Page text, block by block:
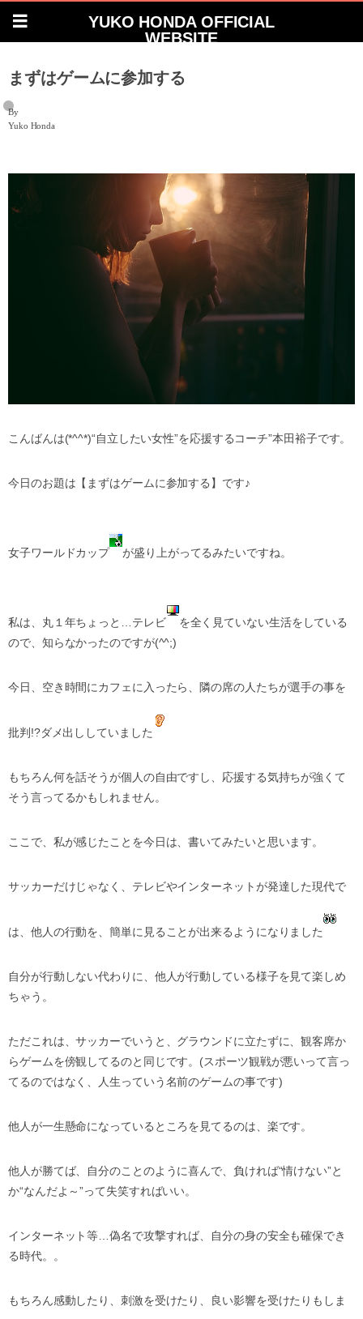
YUKO HONDA OFFICIAL
WEBSITE
まずはゲームに参加する
By
Yuko Honda
こんばんは(*^^*)“自立したい女性”を応援するコーチ”本田裕子です。
今日のお題は【まずはゲームに参加する】です♪
女子ワールドカップ が盛り上がってるみたいですね。
私は、丸１年ちょっと…テレビ
を全く見ていない生活をしている
ので、知らなかったのですが(^^;)
今日、空き時間にカフェに入ったら、隣の席の人たちが選手の事を
批判!?ダメ出ししていました
もちろん何を話そうが個人の自由ですし、応援する気持ちが強くて
そう言ってるかもしれません。
ここで、私が感じたことを今日は、書いてみたいと思います。
サッカーだけじゃなく、テレビやインターネットが発達した現代で
は、他人の行動を、簡単に見ることが出来るようになりました
自分が行動しない代わりに、他人が行動している様子を見て楽しめ
ちゃう。
ただこれは、サッカーでいうと、グラウンドに立たずに、観客席か
らゲームを傍観してるのと同じです。(スポーツ観戦が悪いって言っ
てるのではなく、人生っていう名前のゲームの事です)
他人が一生懸命になっているところを見てるのは、楽です。
他人が勝てば、自分のことのように喜んで、負ければ“情けない”と
か“なんだよ～”って失笑すればいい。
インターネット等…偽名で攻撃すれば、自分の身の安全も確保でき
る時代。。
もちろん感動したり、刺激を受けたり、良い影響を受けたりもしま